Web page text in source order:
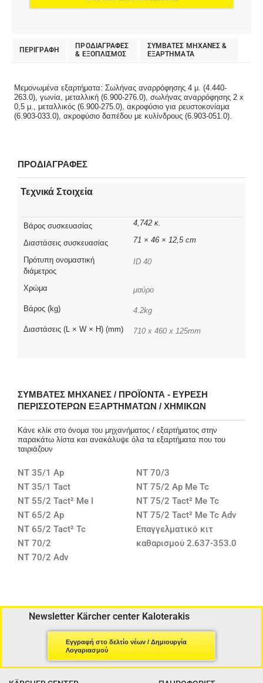
ΠΕΡΙΓΡΑΦΗ
ΠΡΟΔΙΑΓΡΑΦΕΣ
& EΞΟΠΛΙΣΜΟΣ
ΣΥΜΒΑΤΕΣ ΜΗΧΑΝΕΣ &
ΕΞΑΡΤΗΜΑΤΑ
Μεμονωμένα εξαρτήματα: Σωλήνας αναρρόφησης 4 μ. (4.440-
263.0), γωνία, μεταλλική (6.900-276.0), σωλήνας αναρρόφησης 2 x
0,5 μ., μεταλλικός (6.900-275.0), ακροφύσιο για ρευστοκονίαμα
(6.903-033.0), ακροφύσιο δαπέδου με κυλίνδρους (6.903-051.0).
ΠΡΟΔΙΑΓΡΑΦΕΣ
Τεχνικά Στοιχεία
Βάρος συσκευασίας 4,742 κ.
Διαστάσεις συσκευασίας 71 × 46 × 12,5 cm
Πρότυπη ονομαστική
διάμετρος
ID 40
Χρώμα μαύρο
Βάρος (kg) 4.2kg
Διαστάσεις (L × W × H) (mm) 710 x 460 x 125mm
ΣΥΜΒΑΤΈΣ ΜΗΧΑΝΈΣ / ΠΡΟΪΌΝΤΑ - ΕΎΡΕΣΗ
ΠΕΡΙΣΣΌΤΕΡΩΝ ΕΞΑΡΤΗΜΆΤΩΝ / ΧΗΜΙΚΏΝ
Κάνε κλίκ στο όνομα του μηχανήματος / εξαρτήματος στην
παρακάτω λίστα και ανακάλυψε όλα τα εξαρτήματα που του
ταιριάζουν
NT 35/1 Ap
NT 35/1 Tact
NT 55/2 Tact² Me I
NT 65/2 Ap
NT 65/2 Tact² Tc
NT 70/2
NT 70/2 Adv
NT 70/3
NT 75/2 Ap Me Tc
NT 75/2 Tact² Me Tc
NT 75/2 Tact² Me Tc Adv
Επαγγελματικό κιτ
καθαρισμού 2.637-353.0
Newsletter Kärcher center Kaloterakis
Εγγραφή στο δελτίο νέων / Δημιουργία
Λογαριασμού